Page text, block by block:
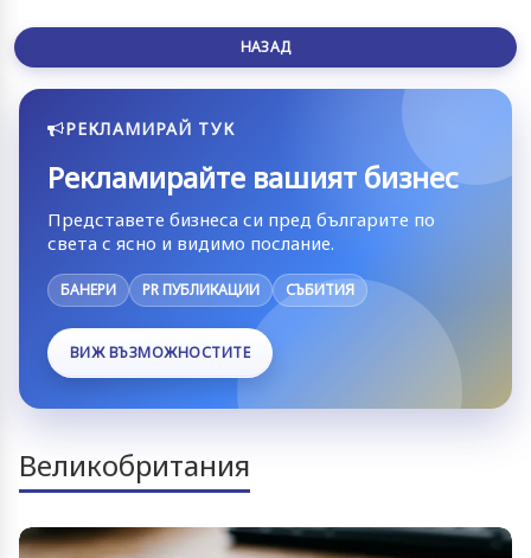
НАЗАД
РЕКЛАМИРАЙ ТУК
Рекламирайте вашият бизнес
Представете бизнеса си пред българите по
света с ясно и видимо послание.
БАНЕРИ PR ПУБЛИКАЦИИ СЪБИТИЯ
ВИЖ ВЪЗМОЖНОСТИТЕ
Великобритания